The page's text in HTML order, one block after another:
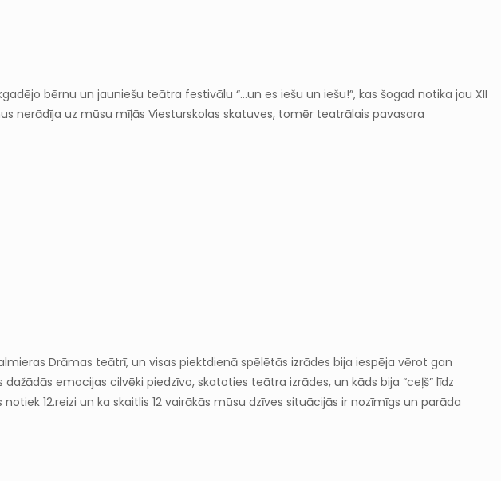
bērnu un jauniešu teātra festivālu “…un es iešu un iešu!”, kas šogad notika jau XII
nerādīja uz mūsu mīļās Viesturskolas skatuves, tomēr teatrālais pavasara
Drāmas teātrī, un visas piektdienā spēlētās izrādes bija iespēja vērot gan
emocijas cilvēki piedzīvo, skatoties teātra izrādes, un kāds bija “ceļš” līdz
12.reizi un ka skaitlis 12 vairākās mūsu dzīves situācijās ir nozīmīgs un parāda